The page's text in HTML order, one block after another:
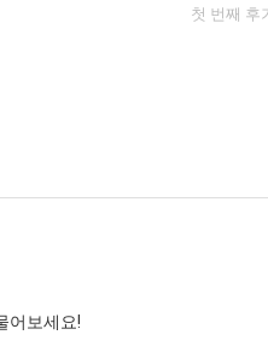
첫 번째 후
어보세요!